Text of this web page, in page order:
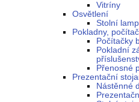
Vitríny
Osvětlení
Stolní
Pokladny,
Počítačky
Pokladní
Přenosné
Prezentační
Nástěnné